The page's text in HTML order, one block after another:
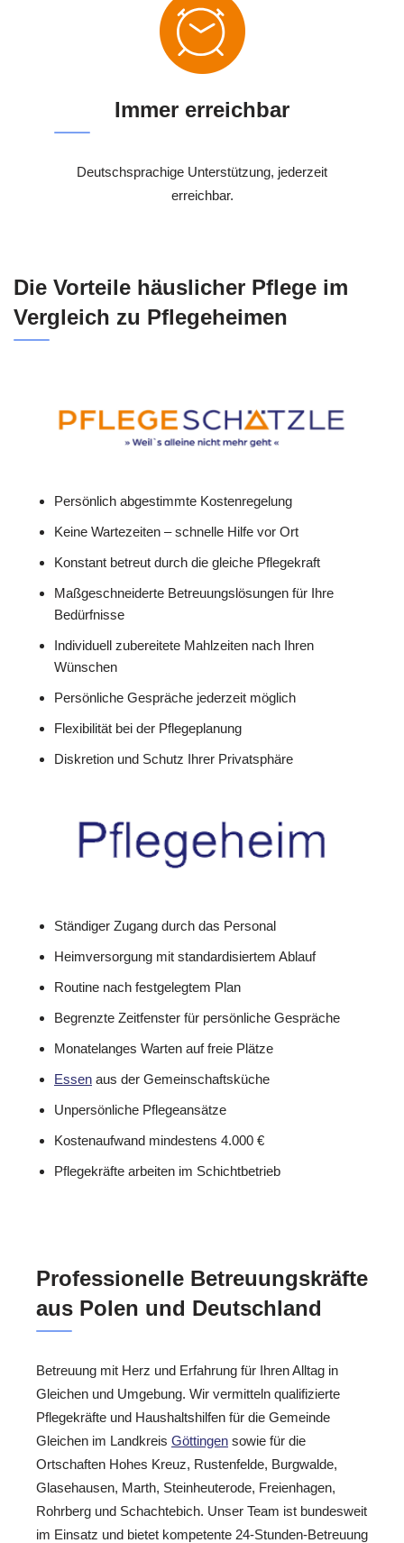
Immer erreichbar
Deutschsprachige Unterstützung, jederzeit
erreichbar.
Die Vorteile häuslicher Pflege im
Vergleich zu Pflegeheimen
Persönlich abgestimmte Kostenregelung
Keine Wartezeiten – schnelle Hilfe vor Ort
Konstant betreut durch die gleiche Pflegekraft
Maßgeschneiderte Betreuungslösungen für Ihre
Bedürfnisse
Individuell zubereitete Mahlzeiten nach Ihren
Wünschen
Persönliche Gespräche jederzeit möglich
Flexibilität bei der Pflegeplanung
Diskretion und Schutz Ihrer Privatsphäre
Ständiger Zugang durch das Personal
Heimversorgung mit standardisiertem Ablauf
Routine nach festgelegtem Plan
Begrenzte Zeitfenster für persönliche Gespräche
Monatelanges Warten auf freie Plätze
Essen aus der Gemeinschaftsküche
Unpersönliche Pflegeansätze
Kostenaufwand mindestens 4.000 €
Pflegekräfte arbeiten im Schichtbetrieb
Professionelle Betreuungskräfte
aus Polen und Deutschland
Betreuung mit Herz und Erfahrung für Ihren Alltag in
Gleichen und Umgebung. Wir vermitteln qualifizierte
Pflegekräfte und Haushaltshilfen für die Gemeinde
Gleichen im Landkreis Göttingen sowie für die
Ortschaften Hohes Kreuz, Rustenfelde, Burgwalde,
Glasehausen, Marth, Steinheuterode, Freienhagen,
Rohrberg und Schachtebich. Unser Team ist bundesweit
im Einsatz und bietet kompetente 24-Stunden-Betreuung